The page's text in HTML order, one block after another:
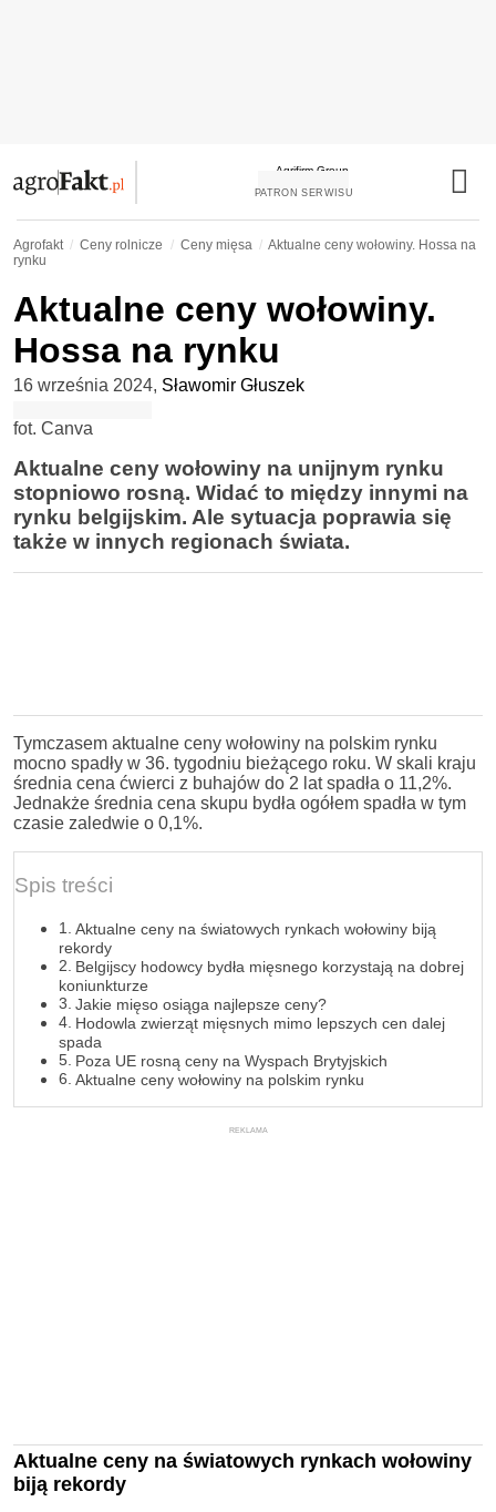
PATRON SERWISU
Agrofakt Ceny rolnicze Ceny mięsa
Aktualne ceny wołowiny. Hossa na
rynku
Aktualne ceny wołowiny.
Hossa na rynku
16 września 2024, Sławomir Głuszek
fot. Canva
Aktualne ceny wołowiny na unijnym rynku
stopniowo rosną. Widać to między innymi na
rynku belgijskim. Ale sytuacja poprawia się
także w innych regionach świata.
Tymczasem aktualne ceny wołowiny na polskim rynku
mocno spadły w 36. tygodniu bieżącego roku. W skali kraju
średnia cena ćwierci z buhajów do 2 lat spadła o 11,2%.
Jednakże średnia cena skupu bydła ogółem spadła w tym
czasie zaledwie o 0,1%.
Spis treści
Aktualne ceny na światowych rynkach wołowiny biją
rekordy
Belgijscy hodowcy bydła mięsnego korzystają na dobrej
koniunkturze
Jakie mięso osiąga najlepsze ceny?
Hodowla zwierząt mięsnych mimo lepszych cen dalej
spada
Poza UE rosną ceny na Wyspach Brytyjskich
Aktualne ceny wołowiny na polskim rynku
REKLAMA
Aktualne ceny na światowych rynkach wołowiny
biją rekordy